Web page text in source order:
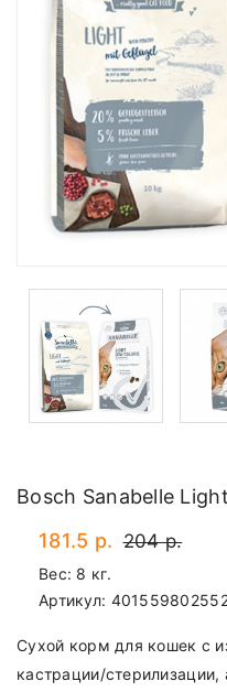
Bosch Sanabelle
181.5 р. 204 р.
Вес: 8 кг.
Артикул:
Сухой корм для кошек с
кастрации/